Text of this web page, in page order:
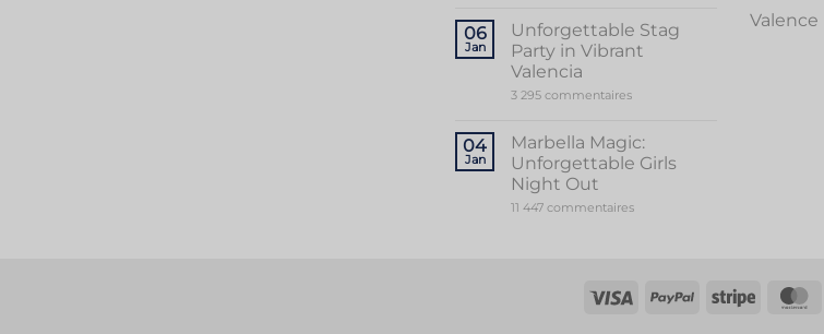
to
a
Memorable
Party
06
Jan
Unforgettable Stag
Party in Vibrant
Valencia
3 295 commentairessur
Party
in
Vibrant
04
Jan
Marbella Magic:
Unforgettable Girls
Night Out
11 447 commentairessur
Out
Valence
Visa PayPal Rayure